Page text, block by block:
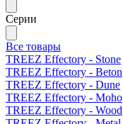
Серии
Все товары
TREEZ Effectory - Stone
TREEZ Effectory - Beton
TREEZ Effectory - Dune
TREEZ Effectory - Moho
TREEZ Effectory - Wood